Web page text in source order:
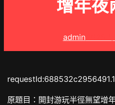
增年夜
admin
原題目：開封游玩半徑無望增